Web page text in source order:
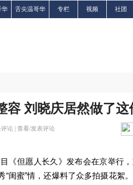
华 舌尖温哥华 专栏 视频 社团
容 刘晓庆居然做了这
论 | 查看/发表评论
但愿人长久》发布会在京举行，
“闺蜜”情，还爆料了众多拍摄花絮